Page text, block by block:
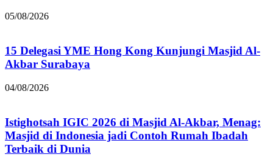
05/08/2026
15 Delegasi YME Hong Kong Kunjungi Masjid Al-
Akbar Surabaya
04/08/2026
Istighotsah IGIC 2026 di Masjid Al-Akbar, Menag:
Masjid di Indonesia jadi Contoh Rumah Ibadah
Terbaik di Dunia